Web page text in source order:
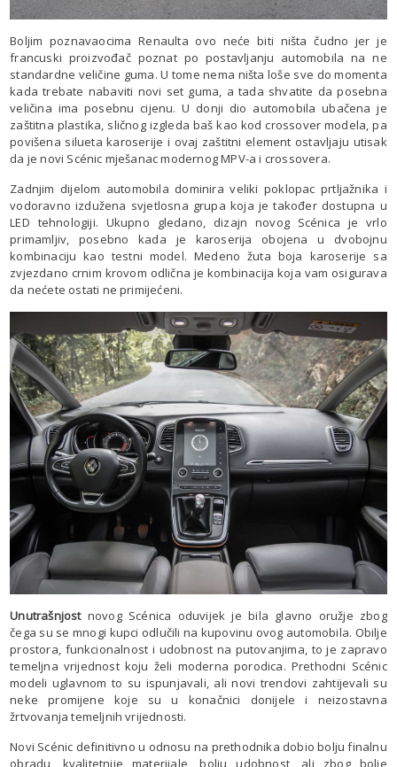
Boljim poznavaocima Renaulta ovo neće biti ništa čudno jer je
francuski proizvođač poznat po postavljanju automobila na ne
standardne veličine guma. U tome nema ništa loše sve do momenta
kada trebate nabaviti novi set guma, a tada shvatite da posebna
veličina ima posebnu cijenu. U donji dio automobila ubačena je
zaštitna plastika, sličnog izgleda baš kao kod crossover modela, pa
povišena silueta karoserije i ovaj zaštitni element ostavljaju utisak
da je novi Scénic mješanac modernog MPV-a i crossovera.
Zadnjim dijelom automobila dominira veliki poklopac prtljažnika i
vodoravno izdužena svjetlosna grupa koja je također dostupna u
LED tehnologiji. Ukupno gledano, dizajn novog Scénica je vrlo
primamljiv, posebno kada je karoserija obojena u dvobojnu
kombinaciju kao testni model. Medeno žuta boja karoserije sa
zvjezdano crnim krovom odlična je kombinacija koja vam osigurava
da nećete ostati ne primijećeni.
Unutrašnjostnovog Scénica oduvijek je bila glavno oružje zbog
čega su se mnogi kupci odlučili na kupovinu ovog automobila. Obilje
prostora, funkcionalnost i udobnost na putovanjima, to je zapravo
temeljna vrijednost koju želi moderna porodica. Prethodni Scénic
modeli uglavnom to su ispunjavali, ali novi trendovi zahtijevali su
neke promijene koje su u konačnici donijele i neizostavna
žrtvovanja temeljnih vrijednosti.
Novi Scénic definitivno u odnosu na prethodnika dobio bolju finalnu
obradu, kvalitetnije materijale, bolju udobnost, ali zbog bolje